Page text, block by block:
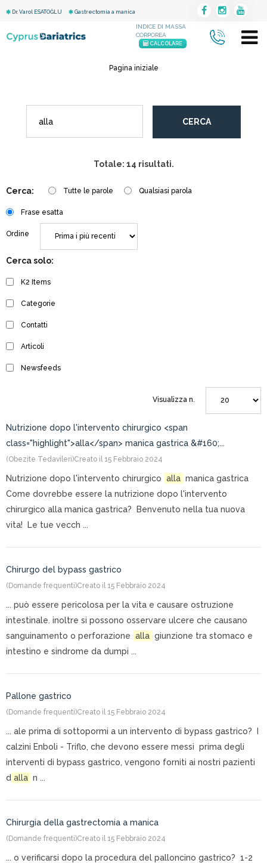
Dr. Varol ESATOĞLU Gastrectomia a manica
INDICE DI MASSA
CORPOREA
CALCOLARE
Pagina iniziale
CERCA
Totale: 14 risultati.
Cerca: Tutte le parole Qualsiasi parola
Frase esatta
Ordine
Cerca solo:
K2 Items
Categorie
Contatti
Articoli
Newsfeeds
Visualizza n.
Nutrizione dopo l'intervento chirurgico <span
class="highlight">alla</span> manica gastrica &#160;...
(Obezite Tedavileri)Creato il 15 Febbraio 2024
Nutrizione dopo l'intervento chirurgico alla manica gastrica
Come dovrebbe essere la nutrizione dopo l'intervento
chirurgico alla manica gastrica? Benvenuto nella tua nuova
vita! Le tue vecch ...
Chirurgo del bypass gastrico
(Domande frequenti)Creato il 15 Febbraio 2024
... può essere pericolosa per la vita e causare ostruzione
intestinale. inoltre si possono osservare ulcere che causano
sanguinamento o perforazione alla giunzione tra stomaco e
intestino e sindrome da dumpi ...
Pallone gastrico
(Domande frequenti)Creato il 15 Febbraio 2024
... ale prima di sottopormi a un intervento di bypass gastrico? I
calzini Enboli - Triflo, che devono essere messi prima degli
interventi di bypass gastrico, vengono forniti ai nostri pazienti
d alla n ...
Chirurgia della gastrectomia a manica
(Domande frequenti)Creato il 15 Febbraio 2024
... o verificarsi dopo la procedura del palloncino gastrico? 1-2